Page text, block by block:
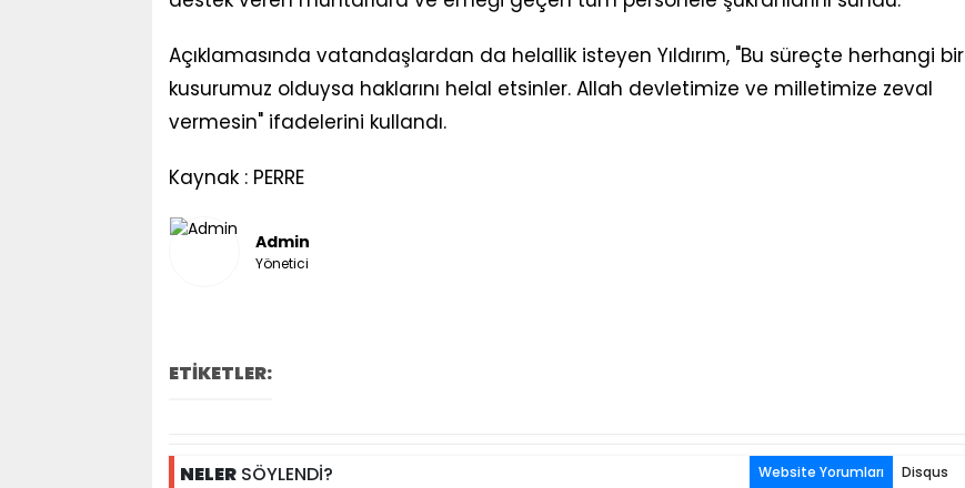
Açıklamasında vatandaşlardan da helallik isteyen Yıldırım, "Bu süreçte herhangi bir
kusurumuz olduysa haklarını helal etsinler. Allah devletimize ve milletimize zeval
vermesin" ifadelerini kullandı.
Kaynak : PERRE
Admin
Yönetici
ETİKETLER:
NELERSÖYLENDİ? Website Yorumları Disqus